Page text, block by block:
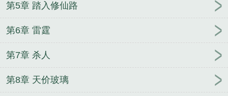
第5章 踏入修仙路
第6章 雷霆
第7章 杀人
第8章 天价玻璃